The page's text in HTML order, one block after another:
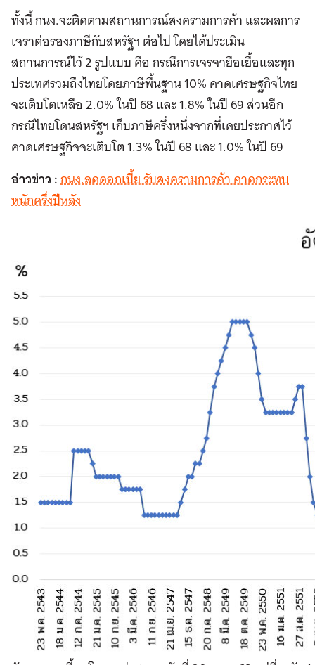
ทั้งนี้ กนง.จะติดตามสถานการณ์สงครามการค้า และผลการ
เจราต่อรองภาษีกับสหรัฐฯ ต่อไป โดยได้ประเมิน
สถานการณ์ไว้ 2 รูปแบบ คือ กรณีการเจรจายือเยื้อและทุก
ประเทศรวมถึงไทยโดยภาษีพื้นฐาน 10% คาดเศรษฐกิจไทย
จะเติบโตเหลือ 2.0% ในปี 68 และ 1.8% ในปี 69 ส่วนอีก
กรณีไทยโดนสหรัฐฯ เก็บภาษีครึ่งหนึ่งจากที่เคยประกาศไว้
คาดเศรษฐกิจจะเติบโต 1.3% ในปี 68 และ 1.0% ในปี 69
อ่าวข่าว :กนง.ลดดอกเบี้ย รับสงครามการค้า คาดกระทบ
หนักครึ่งปีหลัง